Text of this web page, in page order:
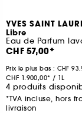
YVES SAINT
Libre
CHF 57,00
Prix le plus bas : CHF
CHF 1.900,00 / 1L
4 produits
*TVA incluse, hors
livraison